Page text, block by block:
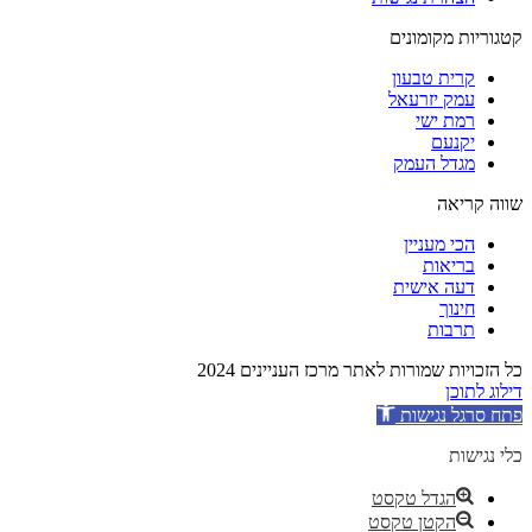
קטגוריות מקומונים
קרית טבעון
עמק יזרעאל
רמת ישי
יקנעם
מגדל העמק
שווה קריאה
הכי מעניין
בריאות
דעה אישית
חינוך
תרבות
כל הזכויות שמורות לאתר מרכז העניינים 2024
דילוג לתוכן
פתח סרגל נגישות
כלי נגישות
הגדל טקסט
הקטן טקסט